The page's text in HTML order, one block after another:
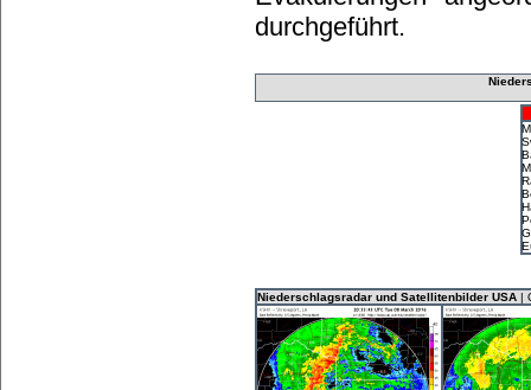
durchgeführt.
Niederschlagsradar und Satellitenbilder USA |